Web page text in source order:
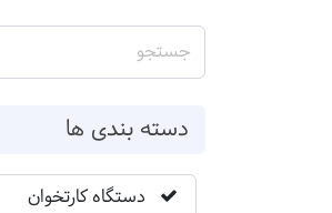
دسته بندی ها
دستگاه کارتخوان